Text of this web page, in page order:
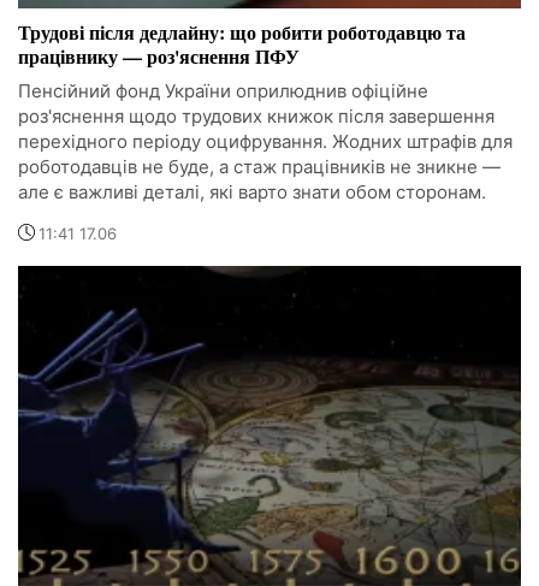
Трудові після дедлайну: що робити роботодавцю та
працівнику — роз'яснення ПФУ
Пенсійний фонд України оприлюднив офіційне
роз'яснення щодо трудових книжок після завершення
перехідного періоду оцифрування. Жодних штрафів для
роботодавців не буде, а стаж працівників не зникне —
але є важливі деталі, які варто знати обом сторонам.
11:41 17.06